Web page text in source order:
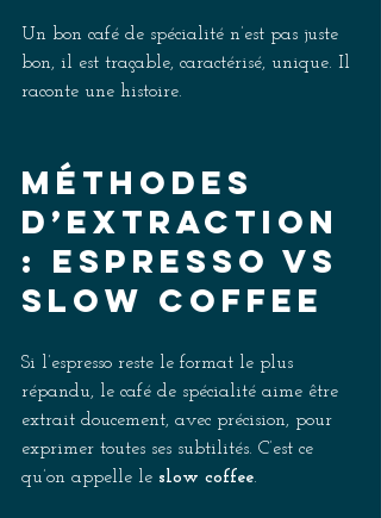
Un bon café de spécialité n’est pas juste
bon, il est traçable, caractérisé, unique. Il
raconte une histoire.
Méthodes
d’extraction
: espresso vs
slow coffee
Si l’espresso reste le format le plus
répandu, le café de spécialité aime être
extrait doucement, avec précision, pour
exprimer toutes ses subtilités. C’est ce
qu’on appelle le slow coffee.